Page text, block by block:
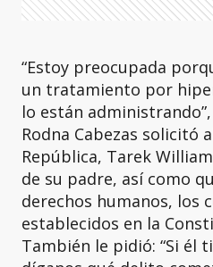
“Estoy preocupada
un tratamiento por
lo están
Rodna Cabezas solicitó
República, Tarek
de su padre, así como
derechos humanos, los
establecidos en la
También le pidió: “Si él